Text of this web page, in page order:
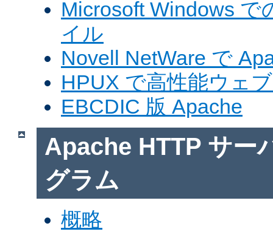
Microsoft Windows で
イル
Novell NetWare で
HPUX で高性能ウェ
EBCDIC 版 Apache
Apache HTTP サー
グラム
概略